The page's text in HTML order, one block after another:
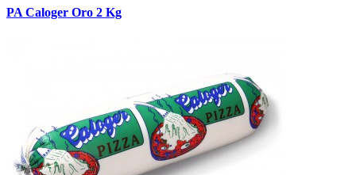
PA Caloger Oro 2 Kg